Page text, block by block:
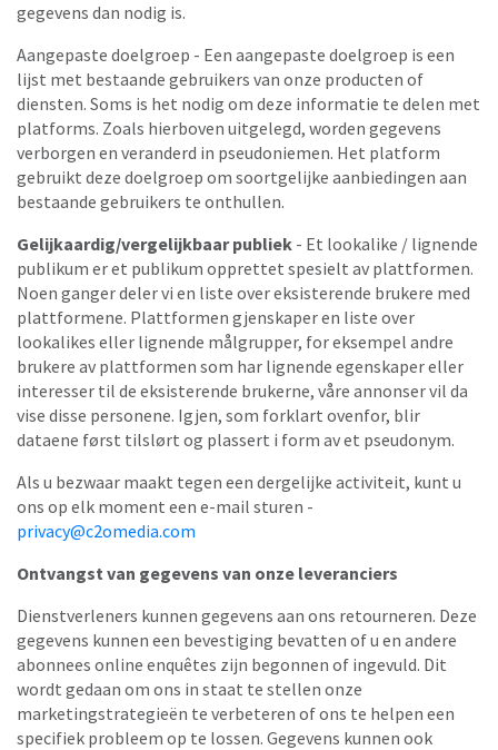
gegevens dan nodig is.
Aangepaste doelgroep - Een aangepaste doelgroep is een
lijst met bestaande gebruikers van onze producten of
diensten. Soms is het nodig om deze informatie te delen met
platforms. Zoals hierboven uitgelegd, worden gegevens
verborgen en veranderd in pseudoniemen. Het platform
gebruikt deze doelgroep om soortgelijke aanbiedingen aan
bestaande gebruikers te onthullen.
Gelijkaardig/vergelijkbaar publiek - Et lookalike / lignende
publikum er et publikum opprettet spesielt av plattformen.
Noen ganger deler vi en liste over eksisterende brukere med
plattformene. Plattformen gjenskaper en liste over
lookalikes eller lignende målgrupper, for eksempel andre
brukere av plattformen som har lignende egenskaper eller
interesser til de eksisterende brukerne, våre annonser vil da
vise disse personene. Igjen, som forklart ovenfor, blir
dataene først tilslørt og plassert i form av et pseudonym.
Als u bezwaar maakt tegen een dergelijke activiteit, kunt u
ons op elk moment een e-mail sturen -
privacy@c2omedia.com
Ontvangst van gegevens van onze leveranciers
Dienstverleners kunnen gegevens aan ons retourneren. Deze
gegevens kunnen een bevestiging bevatten of u en andere
abonnees online enquêtes zijn begonnen of ingevuld. Dit
wordt gedaan om ons in staat te stellen onze
marketingstrategieën te verbeteren of ons te helpen een
specifiek probleem op te lossen. Gegevens kunnen ook